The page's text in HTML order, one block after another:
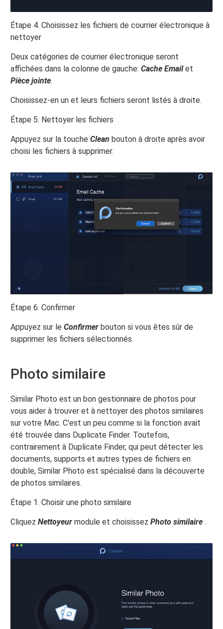
Étape 4. Choisissez les fichiers de courrier électronique à
nettoyer
Deux catégories de courrier électronique seront
affichées dans la colonne de gauche:Cache Emailet
Pièce jointe.
Choisissez-en un et leurs fichiers seront listés à droite.
Étape 5. Nettoyer les fichiers
Appuyez sur la toucheClean bouton à droite après avoir
choisi les fichiers à supprimer.
Étape 6. Confirmer
Appuyez sur leConfirmerbouton si vous êtes sûr de
supprimer les fichiers sélectionnés.
Photo similaire
Similar Photo est un bon gestionnaire de photos pour
vous aider à trouver et à nettoyer des photos similaires
sur votre Mac. C'est un peu comme si la fonction avait
été trouvée dans Duplicate Finder. Toutefois,
contrairement à Duplicate Finder, qui peut détecter les
documents, supports et autres types de fichiers en
double, Similar Photo est spécialisé dans la découverte
de photos similaires.
Étape 1. Choisir une photo similaire
CliquezNettoyeurmodule et choisissezPhoto similaire.